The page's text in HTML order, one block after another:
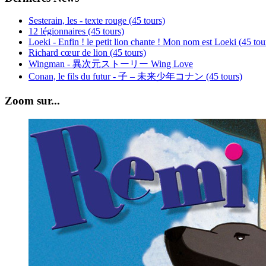
Sesterain, les - texte rouge (45 tours)
12 légionnaires (45 tours)
Loeki - Enfin ! le petit lion chante ! Mon nom est Loeki (45
Richard cœur de lion (45 tours)
Wingman - 異次元ストーリー Wing Love
Conan, le fils du futur - 子 – 未来少年コナン (45 tours)
Zoom sur...